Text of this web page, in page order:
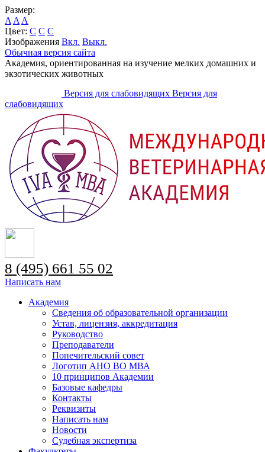
Размер:
A A A
Цвет: C C C
Изображения Вкл. Выкл.
Обычная версия сайта
Академия, ориентированная на изучение мелких домашних и
экзотических животных
Версия для слабовидящих Версия для
слабовидящих
8 (495) 661 55 02
Написать нам
Академия
Сведения об образовательной организации
Устав, лицензия, аккредитация
Руководство
Преподаватели
Попечительский совет
Логотип АНО ВО МВА
10 принципов Академии
Базовые кафедры
Контакты
Реквизиты
Написать нам
Новости
Судебная экспертиза